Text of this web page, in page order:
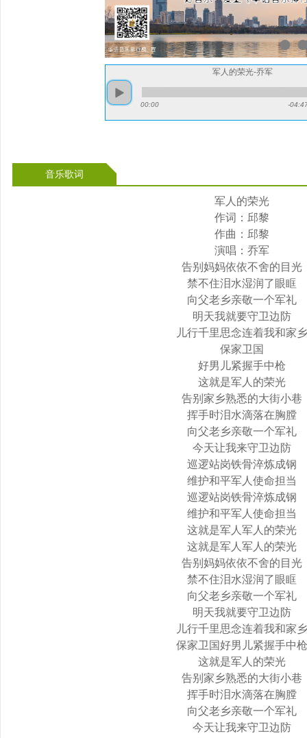
军人的荣光-乔军
00:00 -
音乐歌词
军人的荣光
作词：邱黎
作曲：邱黎
演唱：乔军
告别妈妈依依不舍的目光
禁不住泪水湿润了眼眶
向父老乡亲敬一个军礼
明天我就要守卫边防
儿行千里思念连着我和家
保家卫国
好男儿紧握手中枪
这就是军人的荣光
告别家乡熟悉的大街小巷
挥手时泪水滴落在胸膛
向父老乡亲敬一个军礼
今天让我来守卫边防
巡逻站岗铁骨淬炼成钢
维护和平军人使命担当
巡逻站岗铁骨淬炼成钢
维护和平军人使命担当
这就是军人军人的荣光
这就是军人军人的荣光
告别妈妈依依不舍的目光
禁不住泪水湿润了眼眶
向父老乡亲敬一个军礼
明天我就要守卫边防
儿行千里思念连着我和家
保家卫国好男儿紧握手中
这就是军人的荣光
告别家乡熟悉的大街小巷
挥手时泪水滴落在胸膛
向父老乡亲敬一个军礼
今天让我来守卫边防